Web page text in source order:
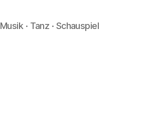
Musik · Tanz · Schauspiel